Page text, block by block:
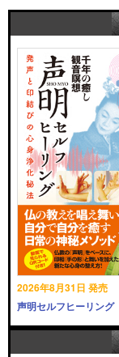
2026年8月31日 発売
声明セルフヒーリング